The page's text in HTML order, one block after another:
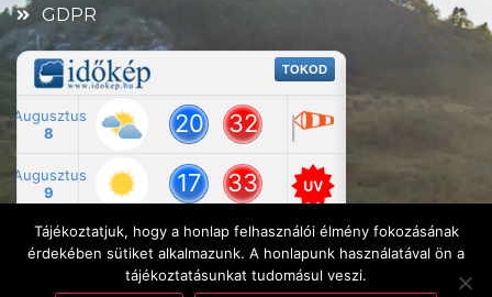
GDPR
Tájékoztatjuk, hogy a honlap felhasználói élmény fokozásának
érdekében sütiket alkalmazunk. A honlapunk használatával ön a
tájékoztatásunkat tudomásul veszi.